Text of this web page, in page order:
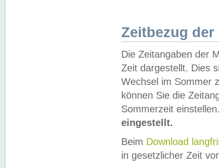
Zeitbezug der
Die Zeitangaben der
Zeit dargestellt. Dies
Wechsel im Sommer
können Sie die
Sommerzeit
eingestellt.
Beim Download
in gesetzlicher Zeit